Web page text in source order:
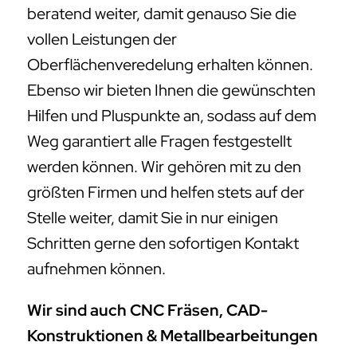
beratend weiter, damit genauso Sie die
vollen Leistungen der
Oberflächenveredelung erhalten können.
Ebenso wir bieten Ihnen die gewünschten
Hilfen und Pluspunkte an, sodass auf dem
Weg garantiert alle Fragen festgestellt
werden können. Wir gehören mit zu den
größten Firmen und helfen stets auf der
Stelle weiter, damit Sie in nur einigen
Schritten gerne den sofortigen Kontakt
aufnehmen können.
Wir sind auch CNC Fräsen, CAD-
Konstruktionen & Metallbearbeitungen